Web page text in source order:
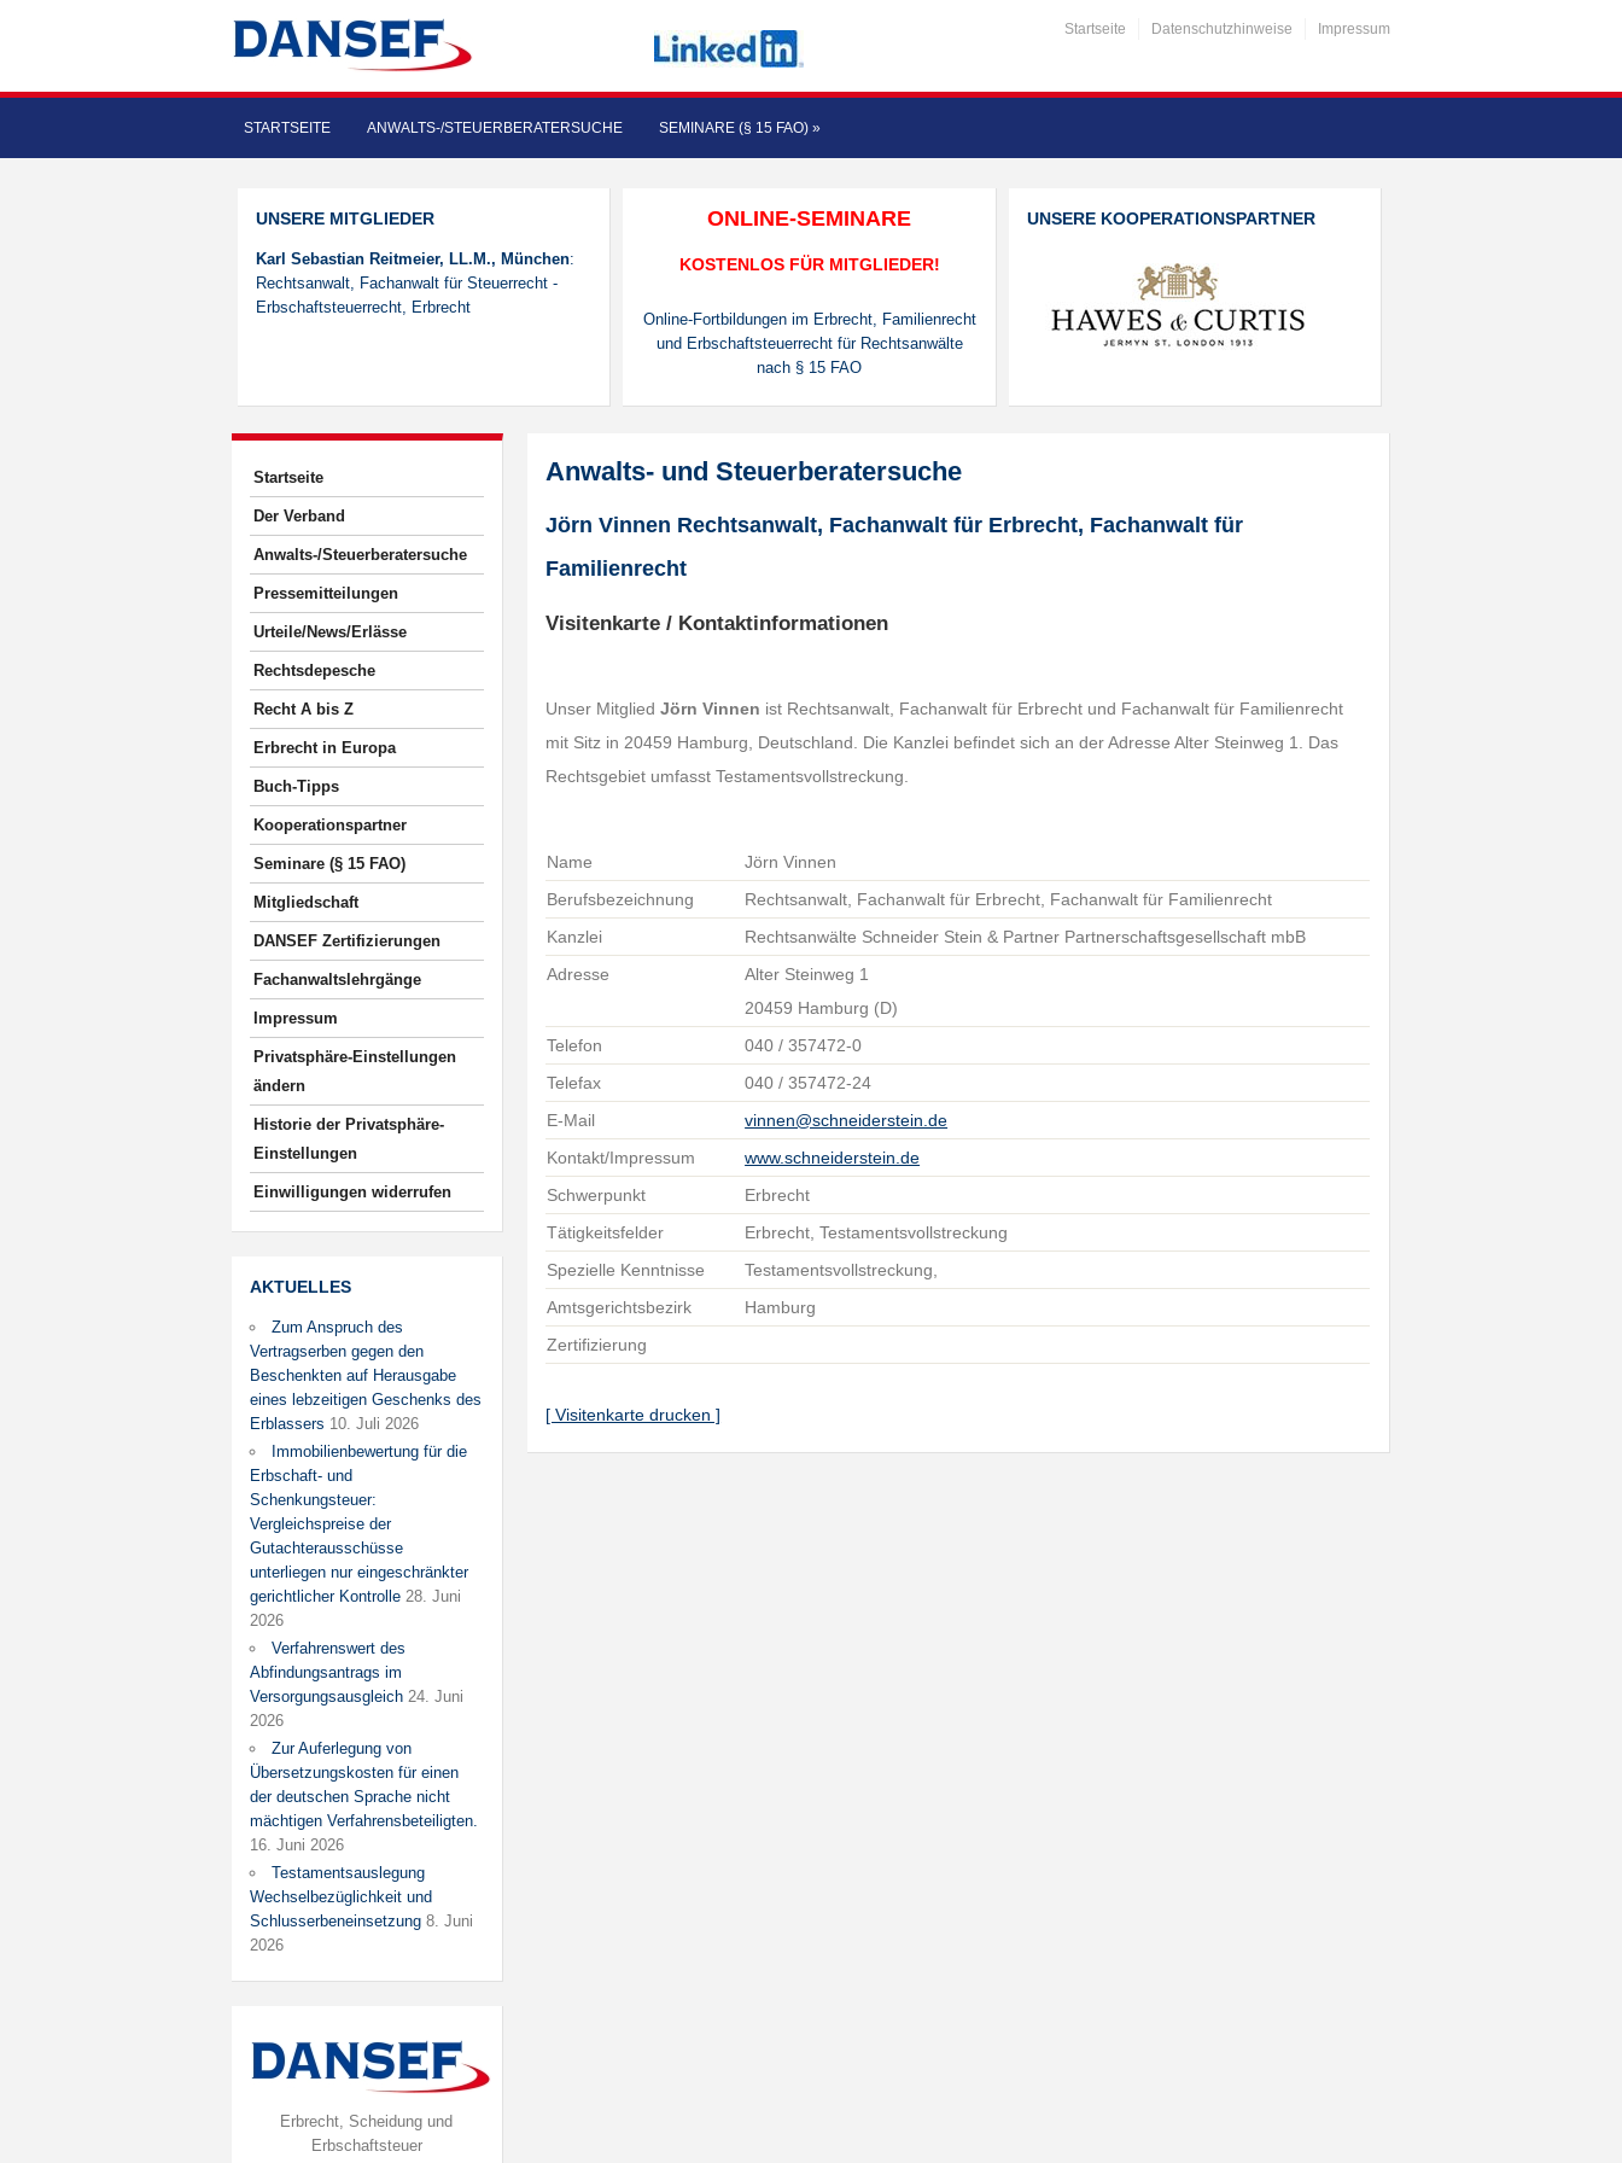
Startseite Datenschutzhinweise Impressum
STARTSEITE ANWALTS-/STEUERBERATERSUCHE SEMINARE (§ 15 FAO) »
UNSERE MITGLIEDER
Karl Sebastian Reitmeier, LL.M., München:
Rechtsanwalt, Fachanwalt für Steuerrecht -
Erbschaftsteuerrecht, Erbrecht
ONLINE-SEMINARE
KOSTENLOS FÜR MITGLIEDER!
Online-Fortbildungen im Erbrecht, Familienrecht
und Erbschaftsteuerrecht für Rechtsanwälte
nach § 15 FAO
UNSERE KOOPERATIONSPARTNER
Startseite
Der Verband
Anwalts-/Steuerberatersuche
Pressemitteilungen
Urteile/News/Erlässe
Rechtsdepesche
Recht A bis Z
Erbrecht in Europa
Buch-Tipps
Kooperationspartner
Seminare (§ 15 FAO)
Mitgliedschaft
DANSEF Zertifizierungen
Fachanwaltslehrgänge
Impressum
Privatsphäre-Einstellungen
ändern
Historie der Privatsphäre-
Einstellungen
Einwilligungen widerrufen
AKTUELLES
Zum Anspruch des
Vertragserben gegen den
Beschenkten auf Herausgabe
eines lebzeitigen Geschenks des
Erblassers 10. Juli 2026
Immobilienbewertung für die
Erbschaft- und
Schenkungsteuer:
Vergleichspreise der
Gutachterausschüsse
unterliegen nur eingeschränkter
gerichtlicher Kontrolle 28. Juni
2026
Verfahrenswert des
Abfindungsantrags im
Versorgungsausgleich 24. Juni
2026
Zur Auferlegung von
Übersetzungskosten für einen
der deutschen Sprache nicht
mächtigen Verfahrensbeteiligten.
16. Juni 2026
Testamentsauslegung
Wechselbezüglichkeit und
Schlusserbeneinsetzung 8. Juni
2026
Erbrecht, Scheidung und
Erbschaftsteuer
Anwalts- und Steuerberatersuche
Jörn Vinnen Rechtsanwalt, Fachanwalt für Erbrecht, Fachanwalt für
Familienrecht
Visitenkarte / Kontaktinformationen
Unser MitgliedJörn Vinnen ist Rechtsanwalt, Fachanwalt für Erbrecht und Fachanwalt für Familienrecht
mit Sitz in 20459 Hamburg, Deutschland. Die Kanzlei befindet sich an der Adresse Alter Steinweg 1. Das
Rechtsgebiet umfasst Testamentsvollstreckung.
Name
Jörn Vinnen
Berufsbezeichnung
Rechtsanwalt, Fachanwalt für Erbrecht, Fachanwalt für Familienrecht
Kanzlei
Rechtsanwälte Schneider Stein & Partner Partnerschaftsgesellschaft mbB
Adresse
Alter Steinweg 1
20459 Hamburg (D)
Telefon
040 / 357472-0
Telefax
040 / 357472-24
E-Mail
vinnen@schneiderstein.de
Kontakt/Impressum
www.schneiderstein.de
Schwerpunkt
Erbrecht
Tätigkeitsfelder
Erbrecht, Testamentsvollstreckung
Spezielle Kenntnisse
Testamentsvollstreckung,
Amtsgerichtsbezirk
Hamburg
Zertifizierung
[ Visitenkarte drucken ]